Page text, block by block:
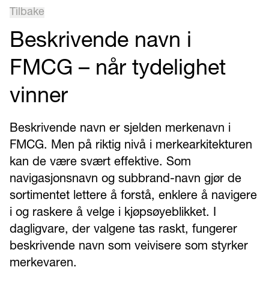
Tilbake
Beskrivende navn i
FMCG – når tydelighet
vinner
Beskrivende navn er sjelden merkenavn i
FMCG. Men på riktig nivå i merkearkitekturen
kan de være svært effektive. Som
navigasjonsnavn og subbrand-navn gjør de
sortimentet lettere å forstå, enklere å navigere
i og raskere å velge i kjøpsøyeblikket. I
dagligvare, der valgene tas raskt, fungerer
beskrivende navn som veivisere som styrker
merkevaren.